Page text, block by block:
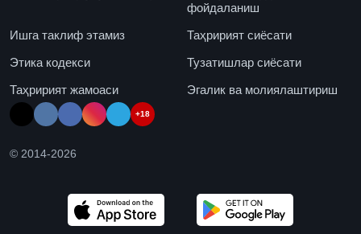
фойдаланиш
Ишга таклиф этамиз
Таҳририят сиёсати
Этика кодекси
Тузатишлар сиёсати
Таҳририят жамоаси
Эгалик ва молиялаштириш
+18
© 2014-2026